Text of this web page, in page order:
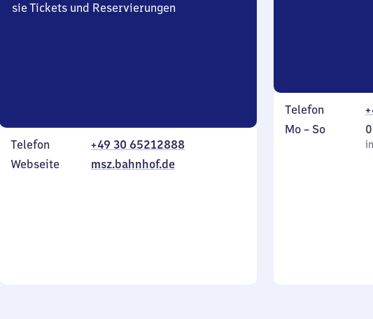
sie Tickets und Reservierungen
Telefon
+49 30 65212888
Webseite
msz.bahnhof.de
Telefon
Montag
Mo – So,
inkl.
0